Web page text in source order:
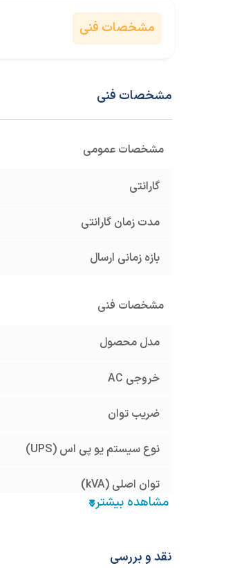
مشخصات فنی
مشخصات فنی
مشخصات عمومی
گارانتی
مدت زمان گارانتی
بازه زمانی ارسال
مشخصات فنی
مدل محصول
خروجی AC
ضریب توان
نوع سیستم یو پی اس (UPS)
توان اصلی (kVA)
رطوبت کاری
نقد و بررسی